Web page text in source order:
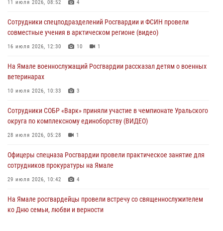
В Уральском округе Росгвардии состоялось заседание
29 июля 2026, 10:39
Сотрудники СОБР «Варк» приняли участие в чемпионате Уральского
На Полярном круге Росгвардия обеспечила безопасность турнира
27 июля 2026, 09:04
11 июля 2026, 08:52 4
Сотрудники спецподразделений Росгвардии и ФСИН провели
совместные учения в арктическом регионе (видео)
16 июля 2026, 12:30 10 1
На Ямале военнослужащий Росгвардии рассказал детям о военных
ветеринарах
10 июля 2026, 10:33 3
Сотрудники СОБР «Варк» приняли участие в чемпионате Уральского
округа по комплексному единоборству (ВИДЕО)
28 июля 2026, 05:28 1
Офицеры спецназа Росгвардии провели практическое занятие для
сотрудников прокуратуры на Ямале
29 июля 2026, 10:42 4
На Ямале росгвардейцы провели встречу со священнослужителем
ко Дню семьи, любви и верности